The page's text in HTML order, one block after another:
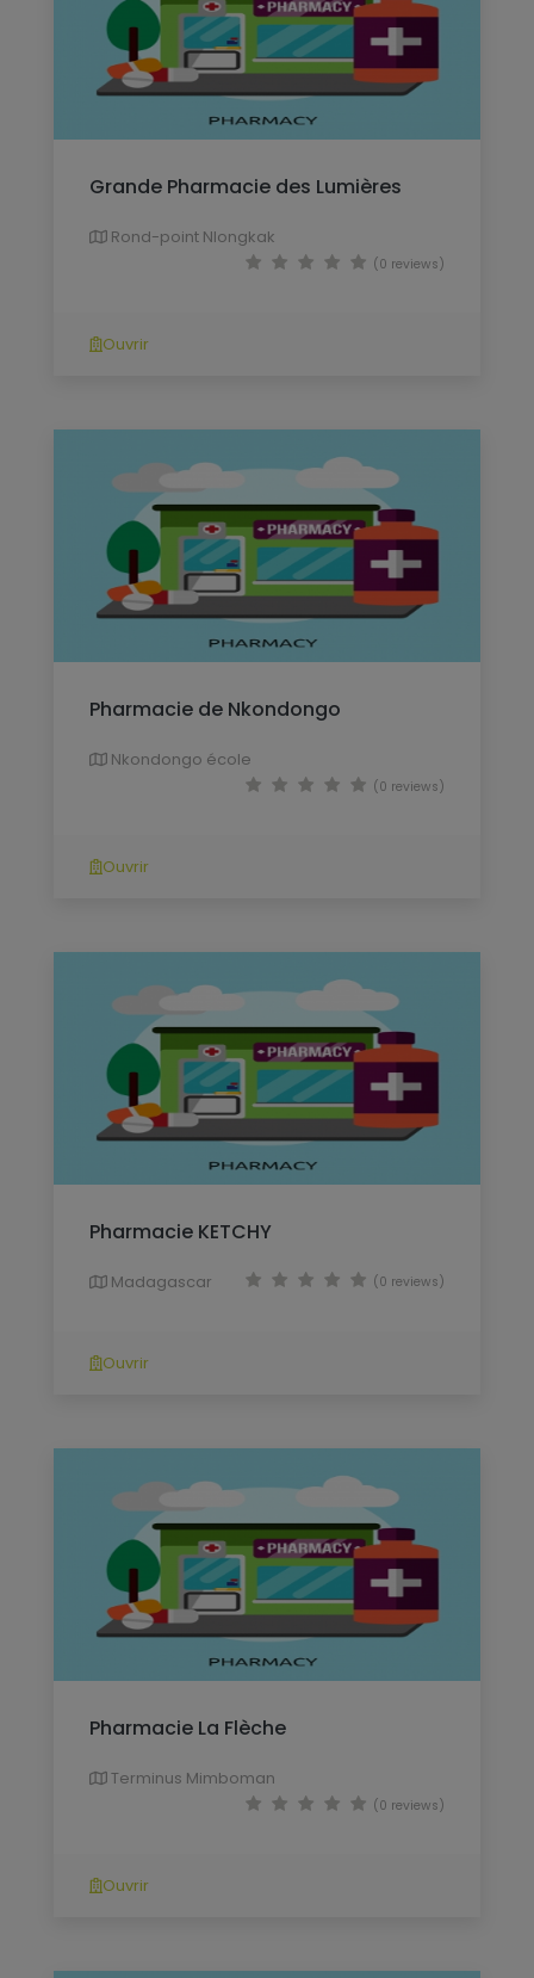
Grande Pharmacie des Lumières
Rond-point Nlongkak
(0 reviews)
Ouvrir
Pharmacie de Nkondongo
Nkondongo école
(0 reviews)
Ouvrir
Pharmacie KETCHY
Madagascar (0 reviews)
Ouvrir
Pharmacie La Flèche
Terminus Mimboman
(0 reviews)
Ouvrir